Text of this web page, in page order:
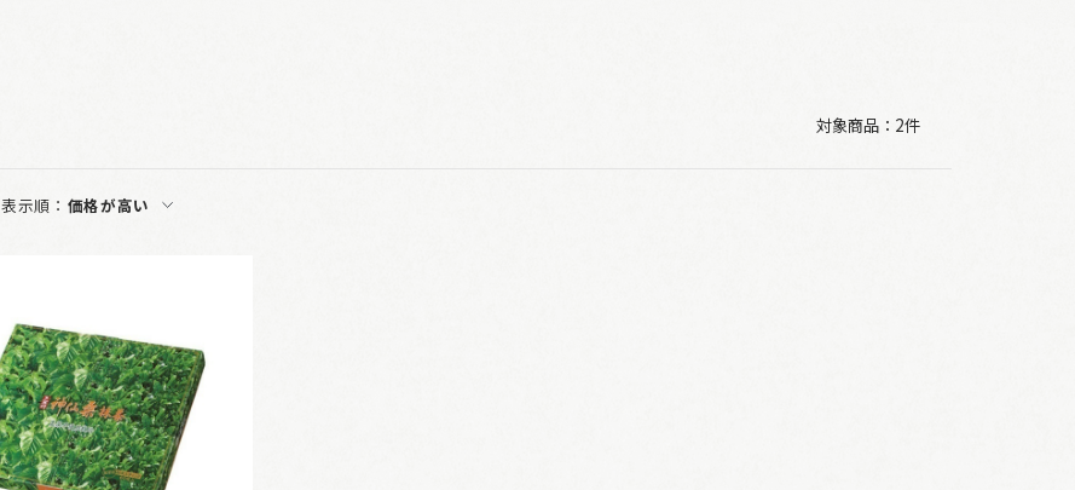
対象商品： 2件
表示順： 価格が高い